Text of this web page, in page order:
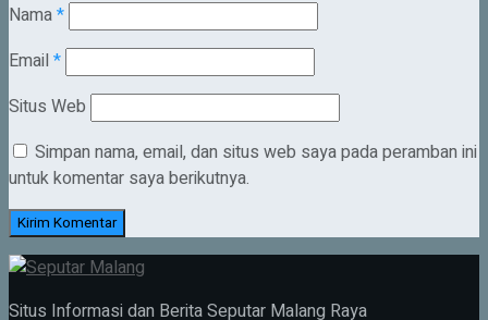
Nama*
Email *
Situs Web
Simpan nama, email, dan situs web saya pada peramban ini
untuk komentar saya berikutnya.
Situs Informasi dan Berita Seputar Malang Raya